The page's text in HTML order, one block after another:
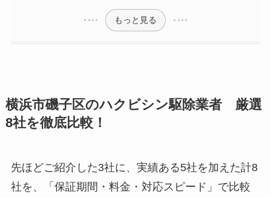
もっと見る
横浜市磯子区のハクビシン駆除業者 厳選
8社を徹底比較！
先ほどご紹介した3社に、実績ある5社を加えた計8
社を、「保証期間・料金・対応スピード」で比較